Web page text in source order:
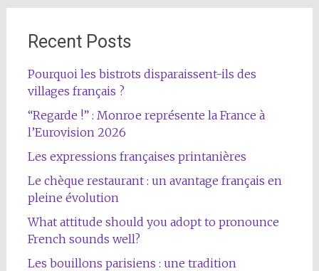
Recent Posts
Pourquoi les bistrots disparaissent-ils des
villages français ?
“Regarde !” : Monroe représente la France à
l’Eurovision 2026
Les expressions françaises printanières
Le chèque restaurant : un avantage français en
pleine évolution
What attitude should you adopt to pronounce
French sounds well?
Les bouillons parisiens : une tradition